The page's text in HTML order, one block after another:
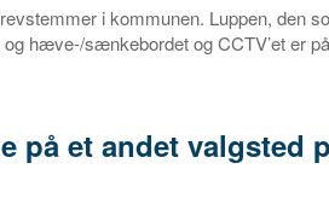
i kommunen. Luppen, den
hæve-/sænkebordet og CCTV’et er
på et andet valgsted